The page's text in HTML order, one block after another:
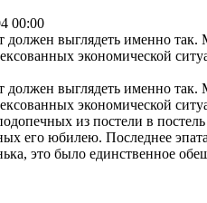
00:00
должен выглядеть именно
экономической
должен выглядеть именно
экономической
из постели в
его юбилею. Последнее
это было единственное